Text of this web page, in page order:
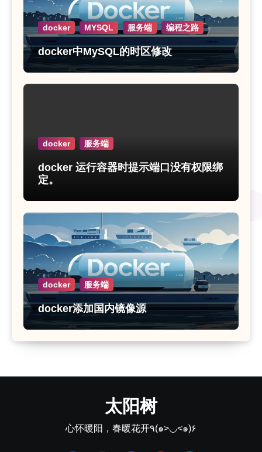
docker MYSQL 服务端 编程之路
docker中MySQL的时区修改
docker 服务端
docker 运行容器时提示端口没有权限绑
定。
docker 服务端
docker添加国内镜像源
太阳树
心怀暖阳，春暖花开٩(๑>◡<๑)۶